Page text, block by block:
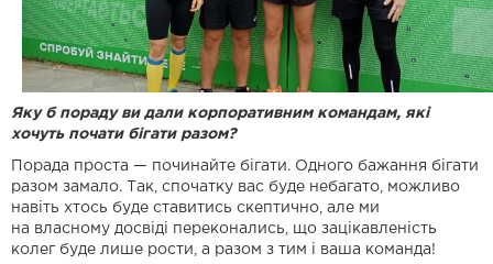
Яку б пораду ви дали корпоративним командам, які
хочуть почати бігати разом?
Порада проста — починайте бігати. Одного бажання бігати
разом замало. Так, спочатку вас буде небагато, можливо
навіть хтось буде ставитись скептично, але ми
на власному досвіді переконались, що зацікавленість
колег буде лише рости, а разом з тим і ваша команда!